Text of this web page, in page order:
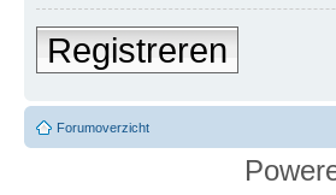
Registreren
Forumoverzicht